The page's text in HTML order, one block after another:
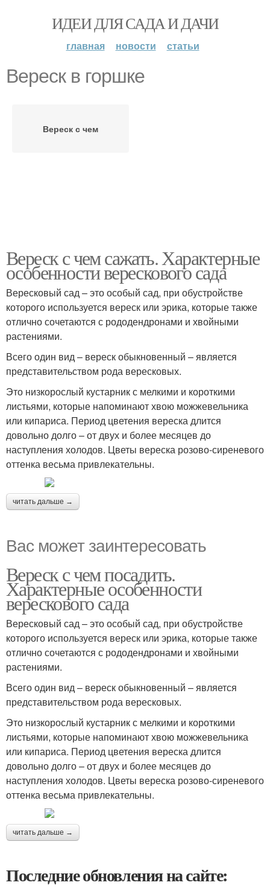
ИДЕИ ДЛЯ САДА И ДАЧИ
главная новости статьи
Вереск в горшке
Вереск с чем
Вереск с чем сажать. Характерные
особенности верескового сада
Вересковый сад – это особый сад, при обустройстве
которого используется вереск или эрика, которые также
отлично сочетаются с рододендронами и хвойными
растениями.
Всего один вид – вереск обыкновенный – является
представительством рода вересковых.
Это низкорослый кустарник с мелкими и короткими
листьями, которые напоминают хвою можжевельника
или кипариса. Период цветения вереска длится
довольно долго – от двух и более месяцев до
наступления холодов. Цветы вереска розово-сиреневого
оттенка весьма привлекательны.
читать дальше →
Вас может заинтересовать
Вереск с чем посадить.
Характерные особенности
верескового сада
Вересковый сад – это особый сад, при обустройстве
которого используется вереск или эрика, которые также
отлично сочетаются с рододендронами и хвойными
растениями.
Всего один вид – вереск обыкновенный – является
представительством рода вересковых.
Это низкорослый кустарник с мелкими и короткими
листьями, которые напоминают хвою можжевельника
или кипариса. Период цветения вереска длится
довольно долго – от двух и более месяцев до
наступления холодов. Цветы вереска розово-сиреневого
оттенка весьма привлекательны.
читать дальше →
Последние обновления на сайте: